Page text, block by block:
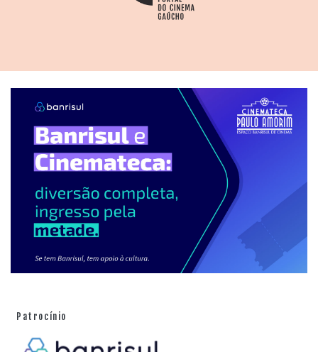
Patrocínio